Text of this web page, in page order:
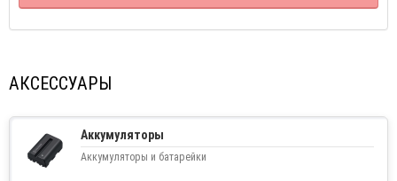
АКСЕССУАРЫ
Аккумуляторы
Аккумуляторы и батарейки